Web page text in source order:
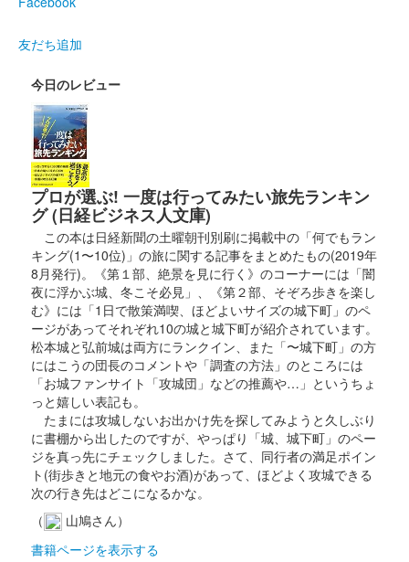
販売終了
長野剛氏による源義仲と巴御前がデザインされている
箱田城 御城印 令和五年春限定版
箱田城 御城印 源義仲春限定版
箱田城 御城印 巴御前春限定版
箱田城 御城印 源義仲冬限定版
長野剛氏による源義仲のイラストを使用した御城印。100枚限
定。
箱田城 御城印
友だち追加
今日のレビュー
プロが選ぶ! 一度は行ってみたい旅先ランキン
グ (日経ビジネス人文庫)
この本は日経新聞の土曜朝刊別刷に掲載中の「何でもラン
キング(1〜10位)」の旅に関する記事をまとめたもの(2019年
8月発行)。《第１部、絶景を見に行く》のコーナーには「闇
夜に浮かぶ城、冬こそ必見」、《第２部、そぞろ歩きを楽し
む》には「1日で散策満喫、ほどよいサイズの城下町」のペ
ージがあってそれぞれ10の城と城下町が紹介されています。
松本城と弘前城は両方にランクイン、また「〜城下町」の方
にはこうの団長のコメントや「調査の方法」のところには
「お城ファンサイト「攻城団」などの推薦や…」というちょ
っと嬉しい表記も。
たまには攻城しないお出かけ先を探してみようと久しぶり
に書棚から出したのですが、やっぱり「城、城下町」のペー
ジを真っ先にチェックしました。さて、同行者の満足ポイン
ト(街歩きと地元の食やお酒)があって、ほどよく攻城できる
次の行き先はどこになるかな。
（
山鳩さん）
書籍ページを表示する